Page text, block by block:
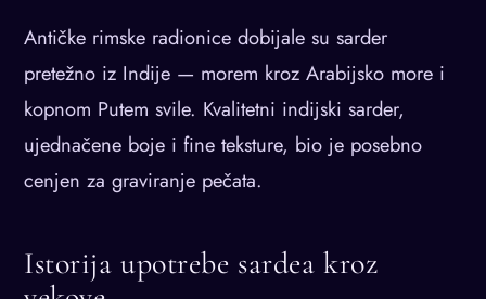
Antičke rimske radionice dobijale su sarder
pretežno iz Indije — morem kroz Arabijsko more i
kopnom Putem svile. Kvalitetni indijski sarder,
ujednačene boje i fine teksture, bio je posebno
cenjen za graviranje pečata.
Istorija upotrebe sardea kroz